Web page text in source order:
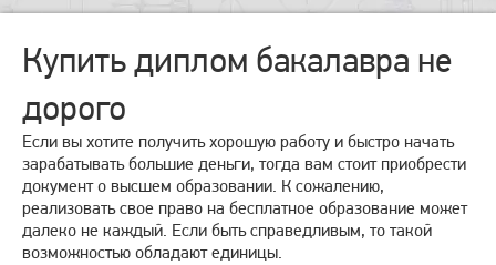
Купить диплом бакалавра не
дорого
Если вы хотите получить хорошую работу и быстро начать
зарабатывать большие деньги, тогда вам стоит приобрести
документ о высшем образовании. К сожалению,
реализовать свое право на бесплатное образование может
далеко не каждый. Если быть справедливым, то такой
возможностью обладают единицы.